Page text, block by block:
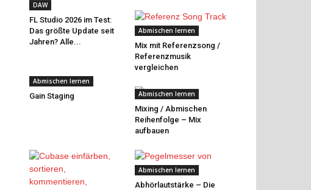
DAW
FL Studio 2026 im Test:
Das größte Update seit
Jahren? Alle...
Abmischen lernen
Mix mit Referenzsong /
Referenzmusik
vergleichen
Abmischen lernen
Gain Staging Abmischen lernen
Mixing / Abmischen
Reihenfolge – Mix
aufbauen
Abmischen lernen
Abhörlautstärke – Die